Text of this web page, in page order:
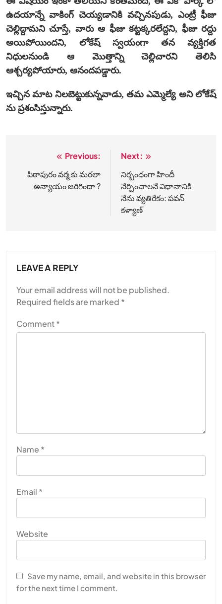
ఉదయాన్నే వాకింగ్ చెయ్యడానికి వచ్చినపుడు, ఎంట్రీ ఫీజు
చెల్లిద్దామని చూస్తే, వారు ఆ ఫీజు కట్టక్కరలేద్దని, ఫీజు రద్దు
అయిపోయిందని, లోకేష్ స్వయంగా తన వ్యక్తిగత
నిధులనుండి ఆ మొత్తాన్ని చెల్లిచారని తెలిసి
ఆశ్చర్యపోయారు, ఆనందపడ్డారు.
ఇచ్చిన మాట నిలబెట్టుకున్నవాడు, తమ ఎమ్మెల్యే అని లోకేష్
ను ప్రశంసిస్తున్నారు.
navigation
Previous:
పిఠాపురం వర్మ కు మరలా
అన్యాయం జరిగిందా ?
Next:
నిర్బంధంగా హిందీ
నేర్పించాలనే విధానానికి
నేను వ్యతిరేకం: పవన్
కళ్యాణ్
LEAVE A REPLY
Your email address will not be published.
Required fields are marked *
Comment*
Name *
Email *
Website
Save my name, email, and website in this browser
for the next time I comment.